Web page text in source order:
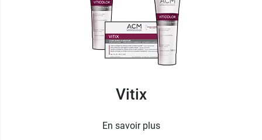
Vitix
En savoir plus